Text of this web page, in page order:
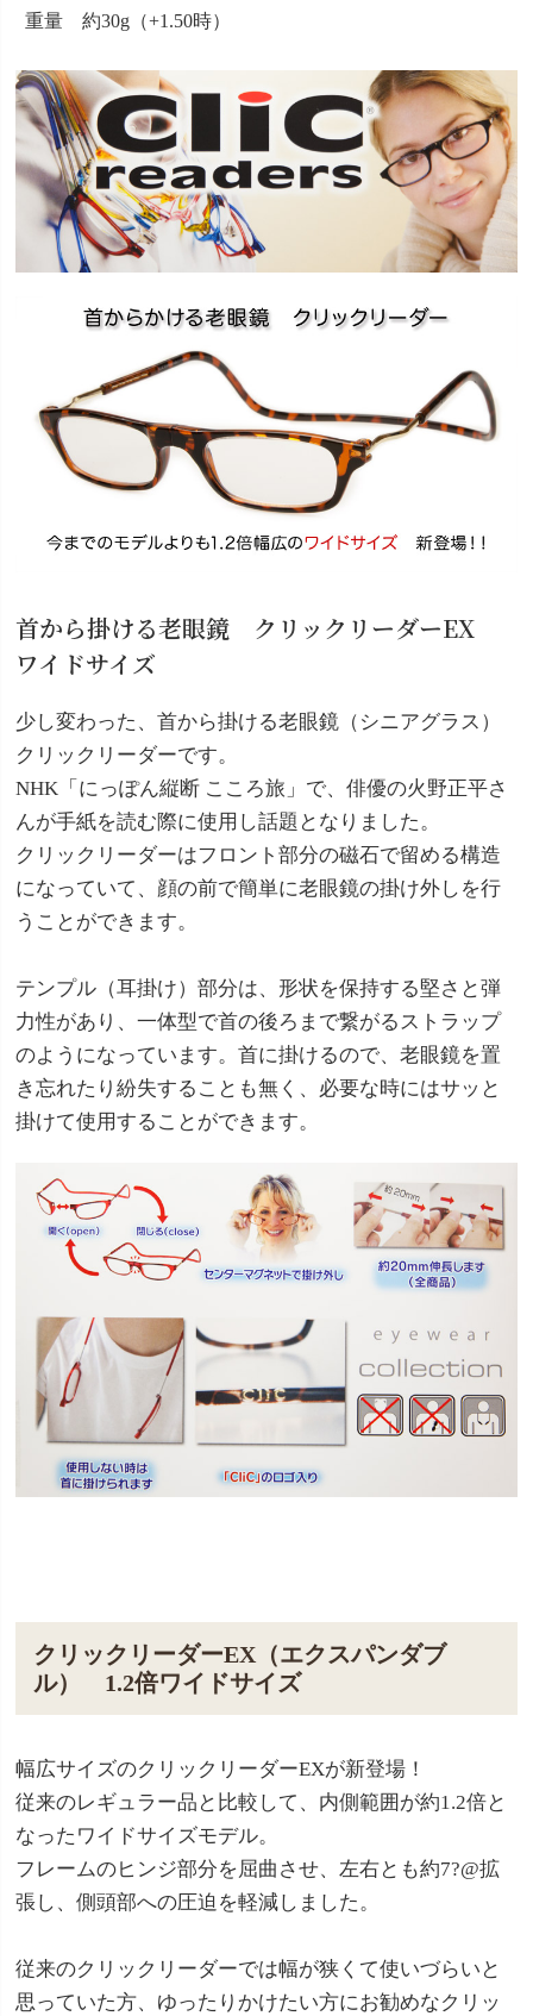
重量 約30g（+1.50時）
首から掛ける老眼鏡 クリックリーダーEX
ワイドサイズ
少し変わった、首から掛ける老眼鏡（シニアグラス）
クリックリーダーです。
NHK「にっぽん縦断 こころ旅」で、俳優の火野正平さ
んが手紙を読む際に使用し話題となりました。
クリックリーダーはフロント部分の磁石で留める構造
になっていて、顔の前で簡単に老眼鏡の掛け外しを行
うことができます。
テンプル（耳掛け）部分は、形状を保持する堅さと弾
力性があり、一体型で首の後ろまで繋がるストラップ
のようになっています。首に掛けるので、老眼鏡を置
き忘れたり紛失することも無く、必要な時にはサッと
掛けて使用することができます。
クリックリーダーEX（エクスパンダブ
ル） 1.2倍ワイドサイズ
幅広サイズのクリックリーダーEXが新登場！
従来のレギュラー品と比較して、内側範囲が約1.2倍と
なったワイドサイズモデル。
フレームのヒンジ部分を屈曲させ、左右とも約7?@拡
張し、側頭部への圧迫を軽減しました。
従来のクリックリーダーでは幅が狭くて使いづらいと
思っていた方、ゆったりかけたい方にお勧めなクリッ